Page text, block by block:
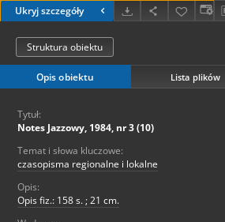
Ukryj szczegóły
Struktura obiektu
Opis obiektu Lista plików
Tytuł:
Notes Jazzowy, 1984, nr 3 (10)
Temat i słowa kluczowe:
czasopisma regionalne i lokalne
Opis:
Opis fiz.: 158 s. ; 21 cm.